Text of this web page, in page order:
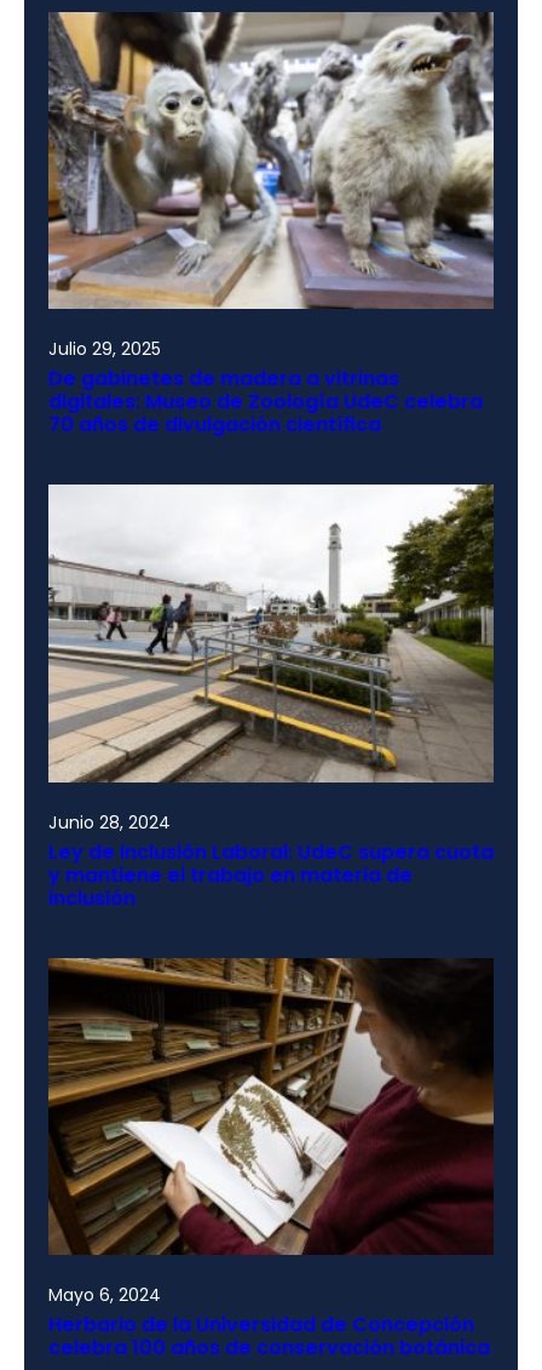
Julio 29, 2025
De gabinetes de madera a vitrinas
digitales: Museo de Zoología UdeC celebra
70 años de divulgación científica
Junio 28, 2024
Ley de Inclusión Laboral: UdeC supera cuota
y mantiene el trabajo en materia de
inclusión
Mayo 6, 2024
Herbario de la Universidad de Concepción
celebra 100 años de conservación botánica